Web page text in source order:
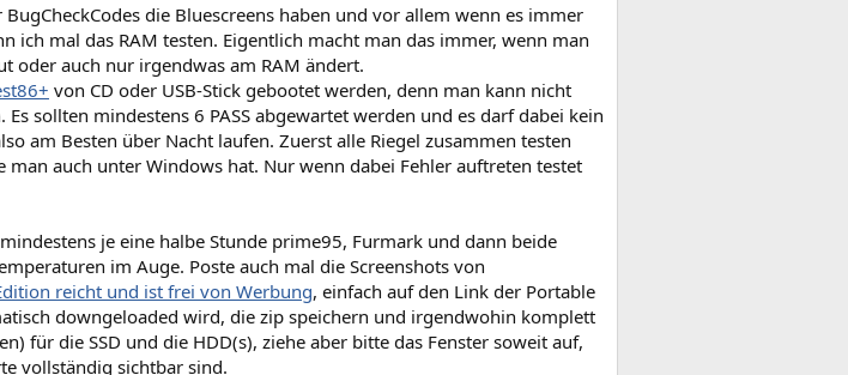
BugCheckCodes die Bluescreens haben und vor allem wenn es immer
ich mal das RAM testen. Eigentlich macht man das immer, wenn man
oder auch nur irgendwas am RAM ändert.
von CD oder USB-Stick gebootet werden, denn man kann nicht
sollten mindestens 6 PASS abgewartet werden und es darf dabei kein
am Besten über Nacht laufen. Zuerst alle Riegel zusammen testen
man auch unter Windows hat. Nur wenn dabei Fehler auftreten testet
je eine halbe Stunde prime95, Furmark und dann beide
im Auge. Poste auch mal die Screenshots von
reicht und ist frei von Werbung, einfach auf den Link der Portable
downgeloaded wird, die zip speichern und irgendwohin komplett
für die SSD und die HDD(s), ziehe aber bitte das Fenster soweit auf,
vollständig sichtbar sind.